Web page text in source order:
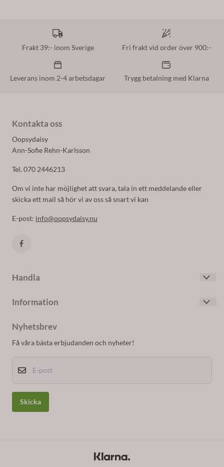
Frakt 39:- inom Sverige Fri frakt vid order över 900:-
Leverans inom 2-4 arbetsdagar Trygg betalning med Klarna
Kontakta oss
Oopsydaisy
Ann-Sofie Rehn-Karlsson
Tel. 070 2446213
Om vi inte har möjlighet att svara, tala in ett meddelande eller
skicka ett mail så hör vi av oss så snart vi kan
E-post: info@oopsydaisy.nu
Handla
Skapa konto
Logga in
Information
Om cookies
Nyhetsbrev
Få våra bästa erbjudanden och nyheter!
E-post
Skicka